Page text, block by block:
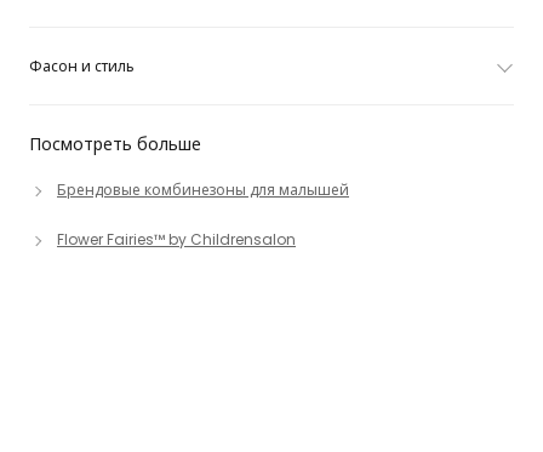
Посмотреть больше
Брендовые комбинезоны для малышей
Flower Fairies™ by Childrensalon
Фасон и стиль